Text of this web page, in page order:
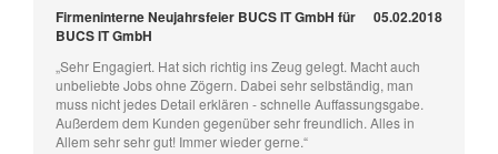
Firmeninterne Neujahrsfeier BUCS IT GmbH für
BUCS IT GmbH
05.02.2018
„Sehr Engagiert. Hat sich richtig ins Zeug gelegt. Macht auch
unbeliebte Jobs ohne Zögern. Dabei sehr selbständig, man
muss nicht jedes Detail erklären - schnelle Auffassungsgabe.
Außerdem dem Kunden gegenüber sehr freundlich. Alles in
Allem sehr sehr gut! Immer wieder gerne.“